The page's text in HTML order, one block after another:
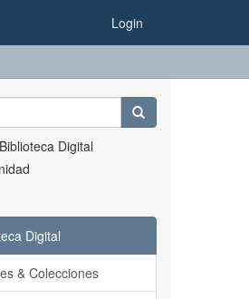
Login
Digital
Digital
& Colecciones